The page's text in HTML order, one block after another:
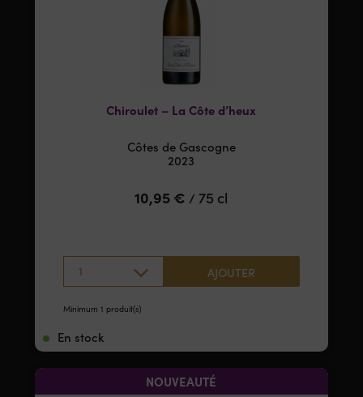
Chiroulet – La Côte d’heux
Côtes de Gascogne
2023
10,95 € / 75 cl
1 AJOUTER
Minimum 1 produit(s)
En stock
NOUVEAUTÉ